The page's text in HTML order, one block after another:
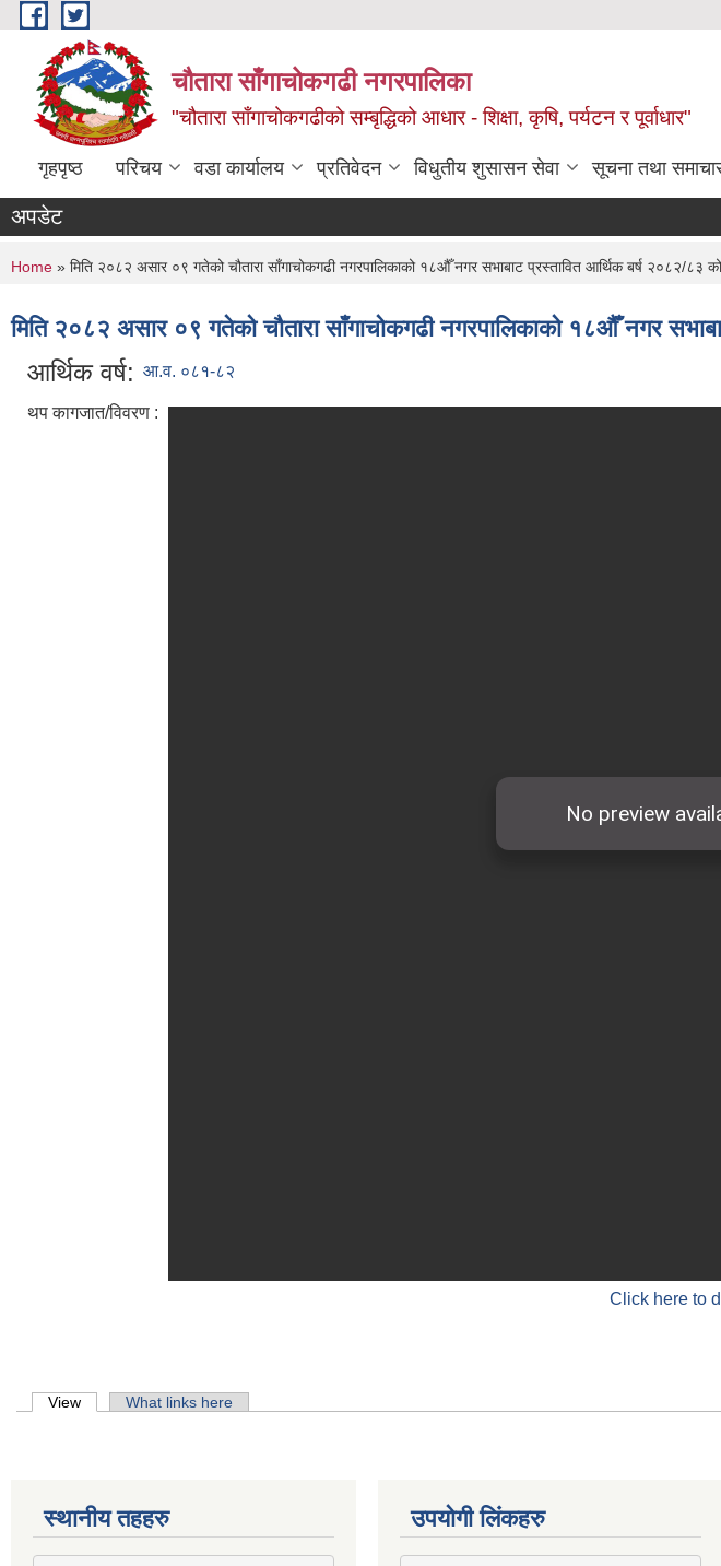
Skip to main content
चौतारा साँगाचोकगढी नगरपालिका
"चौतारा साँगाचोकगढीको सम्बृद्धिको आधार - शिक्षा, कृषि, पर्यटन र पूर्वाधार"
गृहपृष्ठ परिचय वडा कार्यालय प्रतिवेदन विधुतीय शुसासन सेवा सूचना तथा
अपडेट
You are here
Home » मिति २०८२ असार ०९ गतेको चौतारा साँगाचोकगढी नगरपालिकाको १८औँ नगर सभाबाट प्रस्तावित आर्थिक बर्ष २०८२/८३
मिति २०८२ असार ०९ गतेको चौतारा साँगाचोकगढी नगरपालिकाको १८औँ नगर
आर्थिक वर्ष: आ.व. ०८१-८२
थप कागजात/विवरण :
Click here to
Primary tabs
View (active tab)What links here
स्थानीय तहहरु उपयोगी लिंकहरु